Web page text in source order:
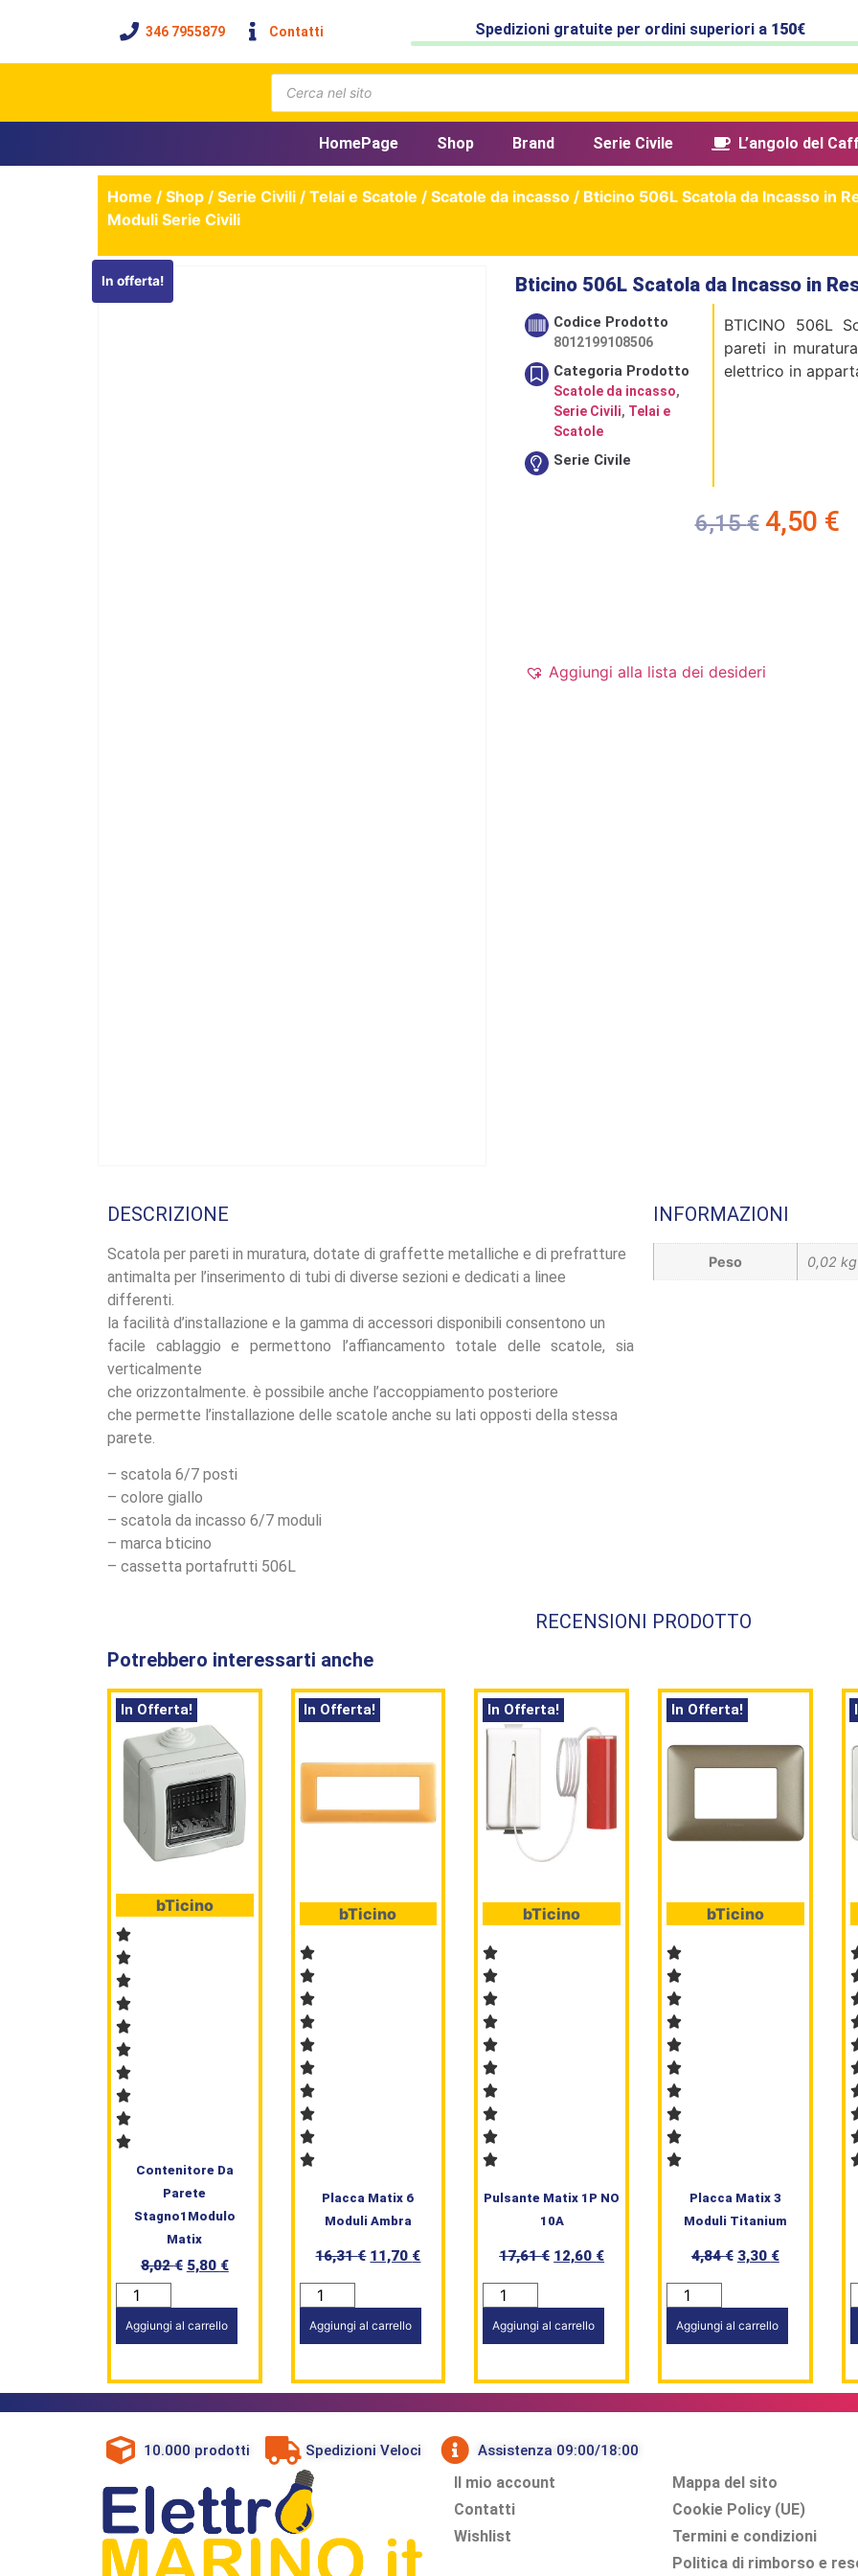
346 7955879 Contatti Spedizioni gratuite per ordini superiori a 150€
HomePage Shop Brand Serie Civile L’angolo del
Home / Shop / Serie Civili / Telai e Scatole / Scatole da incasso / Bticino 506L Scatola da Incasso in
Moduli Serie Civili
In offerta! Bticino 506L Scatola da Incasso in
Codice Prodotto
8012199108506
Categoria Prodotto
Scatole da incasso,
Serie Civili, Telai e
Scatole
Serie Civile
BTICINO 506L
pareti in
elettrico in
6,15€ 4,50 €
Aggiungi alla lista dei desideri
DESCRIZIONE
Scatola per pareti in muratura, dotate di graffette metalliche e di prefratture
antimalta per l’inserimento di tubi di diverse sezioni e dedicati a linee
differenti.
la facilità d’installazione e la gamma di accessori disponibili consentono un
facile cablaggio e permettono l’affiancamento totale delle scatole, sia
verticalmente
che orizzontalmente. è possibile anche l’accoppiamento posteriore
che permette l’installazione delle scatole anche su lati opposti della stessa
parete.
– scatola 6/7 posti
– colore giallo
– scatola da incasso 6/7 moduli
– marca bticino
– cassetta portafrutti 506L
INFORMAZIONI
Peso 0,02 kg
RECENSIONI PRODOTTO
Potrebbero interessarti anche
In Offerta!
bTicino
Contenitore Da
Parete
Stagno1Modulo
Matix
8,02€ 5,80 €
Aggiungi al carrello
In Offerta!
bTicino
Placca Matix 6
Moduli Ambra
16,31€ 11,70 €
Aggiungi al carrello
In Offerta!
bTicino
Pulsante Matix 1P NO
10A
17,61€ 12,60 €
Aggiungi al carrello
In Offerta!
bTicino
Placca Matix 3
Moduli Titanium
4,84€ 3,30 €
Aggiungi al carrello
10.000 prodotti Spedizioni Veloci Assistenza 09:00/18:00
Il mio account
Contatti
Wishlist
Mappa del sito
Cookie Policy (UE)
Termini e condizioni
Politica di rimborso e